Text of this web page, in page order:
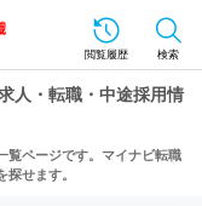
閲覧履歴 検索
人・転職・中途採用情
覧ページです。マイナビ転職
せます。